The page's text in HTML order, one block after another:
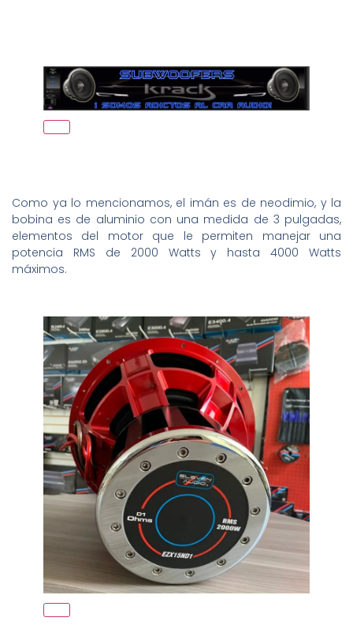
Como ya lo mencionamos, el imán es de neodimio, y la
bobina es de aluminio con una medida de 3 pulgadas,
elementos del motor que le permiten manejar una
potencia RMS de 2000 Watts y hasta 4000 Watts
máximos.